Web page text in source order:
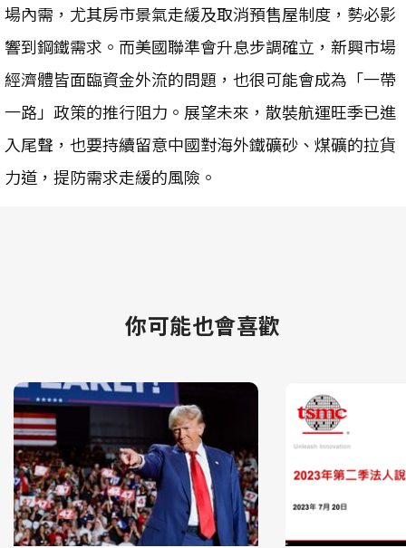
場內需，尤其房市景氣走緩及取消預售屋制度，勢必影
響到鋼鐵需求。而美國聯準會升息步調確立，新興市場
經濟體皆面臨資金外流的問題，也很可能會成為「一帶
一路」政策的推行阻力。展望未來，散裝航運旺季已進
入尾聲，也要持續留意中國對海外鐵礦砂、煤礦的拉貨
力道，提防需求走緩的風險。
你可能也會喜歡